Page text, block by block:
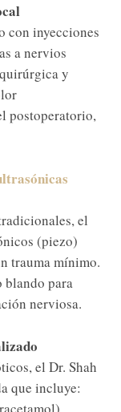
con inyecciones
a nervios
y
postoperatorio,
el
(piezo)
trauma mínimo.
blando para
nerviosa.
el Dr. Shah
que incluye: